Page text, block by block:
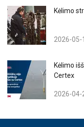
Kėlimo
2026-05-
Kėlimo
Certex
2026-04-